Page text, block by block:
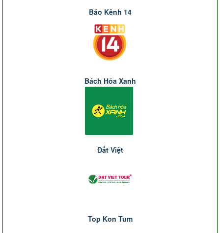
Báo Kênh 14
Bách Hóa Xanh
Đất Việt
Top Kon Tum